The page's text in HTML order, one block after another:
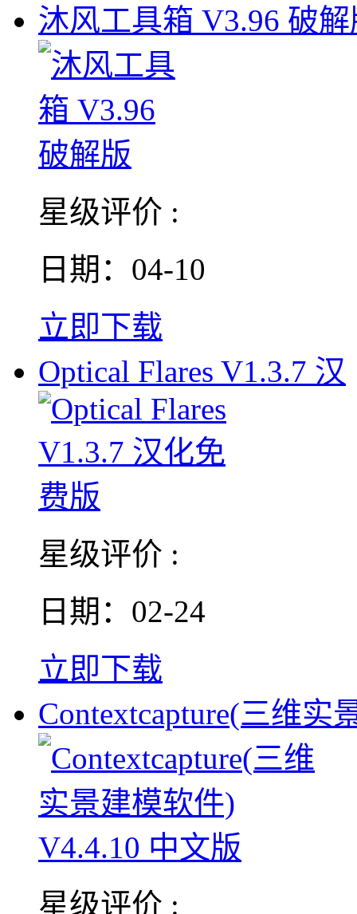
沐风工具箱 V3.96 破
星级评价 :
日期：04-10
立即下载
Optical Flares V1.3.7 汉
星级评价 :
日期：02-24
立即下载
Contextcapture(三维实
星级评价 :